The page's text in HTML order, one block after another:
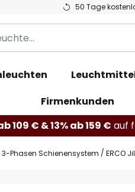
50 Tage
Firmenkunden
109 € & 13% ab 159 € auf
3-Phasen Schienensystem ERCO